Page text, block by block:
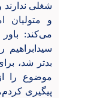
شغلی
و متولیان
می‌کند:
بدتر شد،
موضوع را
پیگیری